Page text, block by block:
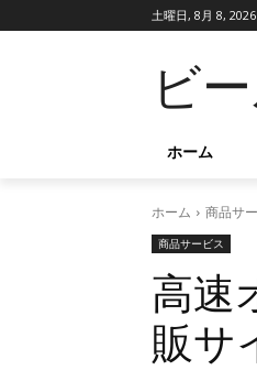
土曜日, 8月 8, 2026
ビ
ホーム
ホーム 商品サ
商品サービス
高速
販サ